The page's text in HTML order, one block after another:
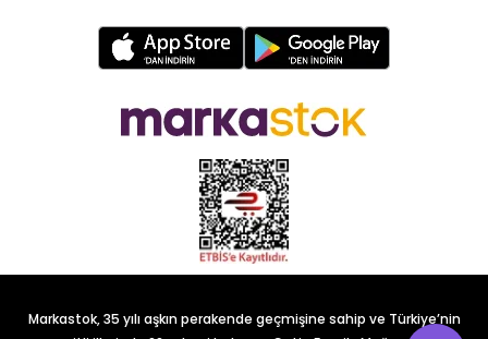
Markastok, 35 yılı aşkın perakende geçmişine sahip ve Türkiye’nin